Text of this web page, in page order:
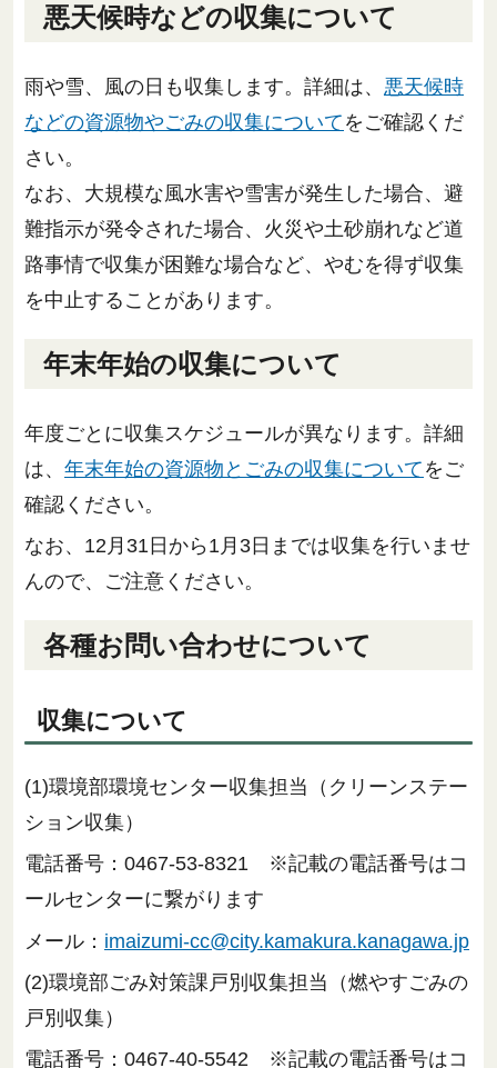
悪天候時などの収集について
雨や雪、風の日も収集します。詳細は、 悪天候時
などの資源物やごみの収集について をご確認くだ
さい。
なお、大規模な風水害や雪害が発生した場合、避
難指示が発令された場合、火災や土砂崩れなど道
路事情で収集が困難な場合など、やむを得ず収集
を中止することがあります。
年末年始の収集について
年度ごとに収集スケジュールが異なります。詳細
は、 年末年始の資源物とごみの収集について をご
確認ください。
なお、12月31日から1月3日までは収集を行いませ
んので、ご注意ください。
各種お問い合わせについて
収集について
(1)環境部環境センター収集担当（クリーンステー
ション収集）
電話番号：0467-53-8321 ※記載の電話番号はコ
ールセンターに繋がります
メール： imaizumi-cc@city.kamakura.kanagawa.jp
(2)環境部ごみ対策課戸別収集担当（燃やすごみの
戸別収集）
電話番号：0467-40-5542 ※記載の電話番号はコ